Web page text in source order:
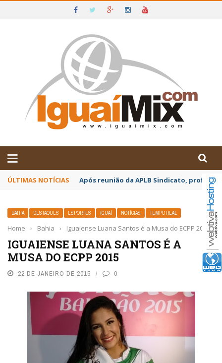
IGUAÍ E SUDOESTE DA BAHIA
ÚLTIMAS NOTÍCIAS Após reunião da APLB Sindicato,
BAHIA DESTAQUES ESPORTES IGUAÍ NOTÍCIAS TEMPO REAL
Home › Bahia › Iguaiense Luana Santos é a Musa do ECPP 2015
IGUAIENSE LUANA SANTOS É A
MUSA DO ECPP 2015
22 DE JANEIRO DE 2015 0